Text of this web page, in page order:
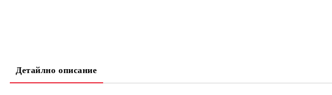
Детайлно описание